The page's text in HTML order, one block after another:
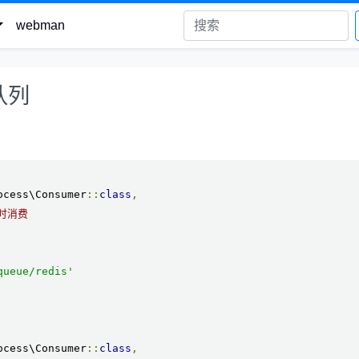
webman
:: class ,
消费
redis'
:: class ,